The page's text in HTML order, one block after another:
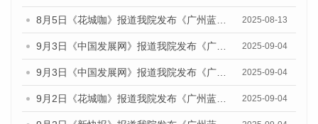
2025-08-13
2025-09-04
2025-09-04
2025-09-04